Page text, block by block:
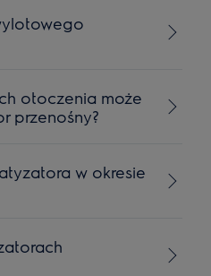
otoczenia może
przenośny?
w okresie